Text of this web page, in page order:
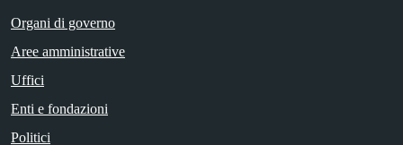
Organi di governo
Aree amministrative
Uffici
Enti e fondazioni
Politici